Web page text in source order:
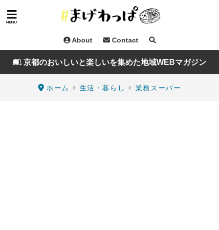
About Contact
京都のおいしいと楽しいを集めた地域WEBマガジン
ホーム 生活・暮らし 業務スーパー